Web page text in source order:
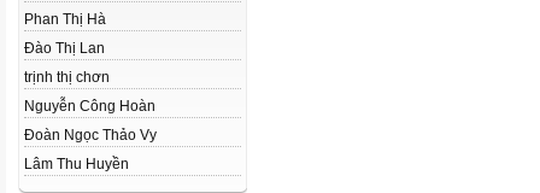
Phan Thị Hà
Đào Thị Lan
trịnh thị chơn
Nguyễn Công Hoàn
Đoàn Ngọc Thảo Vy
Lâm Thu Huyền